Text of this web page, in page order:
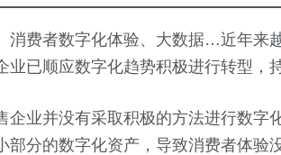
消费者数字化体验、大数据…近年来
业已顺应数字化趋势积极进行转型，
企业并没有采取积极的方法进行数字
部分的数字化资产，导致消费者体验